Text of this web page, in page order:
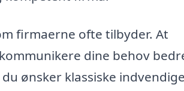
firmaerne ofte tilbyder. At
dine behov
ønsker klassiske indvendige